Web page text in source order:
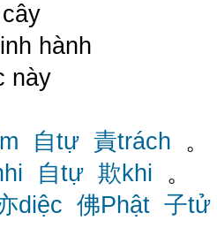
hành
này
自tự 責trách 。
自tự 欺khi 。
diệc 佛Phật 子tử